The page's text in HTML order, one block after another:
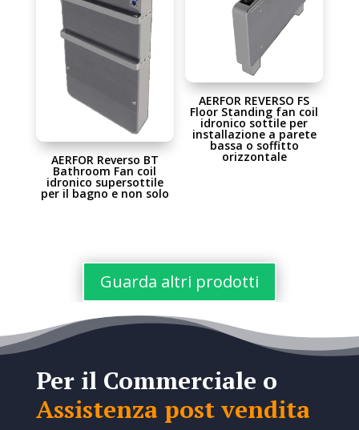
AERFOR Reverso BT
Bathroom Fan coil
idronico supersottile
per il bagno e non solo
AERFOR REVERSO FS
Floor Standing fan coil
idronico sottile per
installazione a parete
bassa o soffitto
orizzontale
Guarda altri prodotti
Per il Commerciale o
Assistenza post vendita